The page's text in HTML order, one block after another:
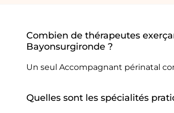
Combien de thérapeutes
Bayonsurgironde ?
Un seul Accompagnant périnatal
Quelles sont les spécialités